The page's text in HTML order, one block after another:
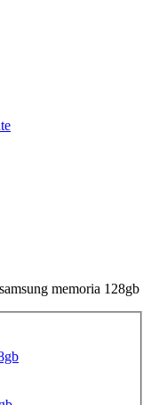
memoria 128gb